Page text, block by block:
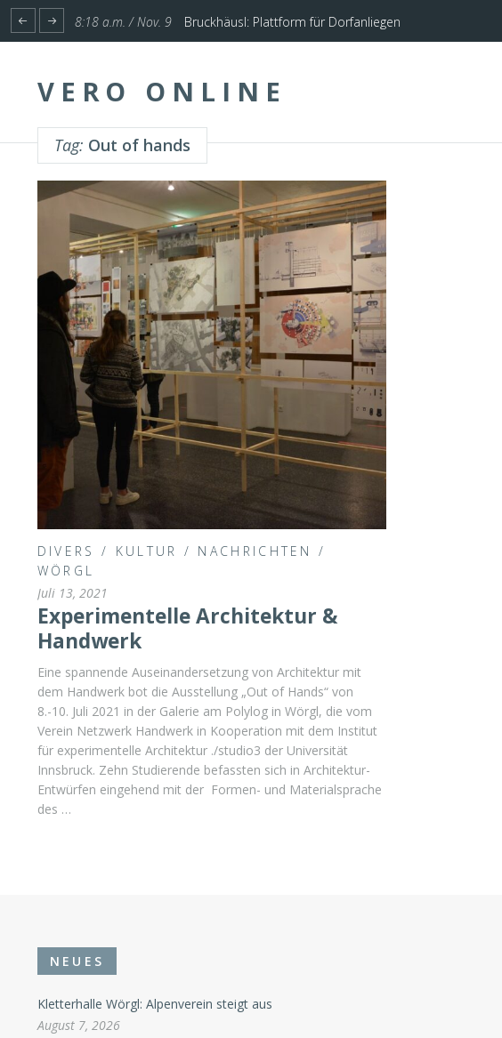
8:18 a.m. / Nov. 9 Bruckhäusl: Plattform für Dorfanliegen
1:17 p.m. / Nov. 4 Start für Planung Hochwasserschutz Unterinntal
VERO ONLINE
Tag: Out of hands
DIVERS / KULTUR / NACHRICHTEN
/
WÖRGL
Juli 13, 2021
Experimentelle Architektur &
Handwerk
Eine spannende Auseinandersetzung von Architektur mit
dem Handwerk bot die Ausstellung „Out of Hands“ von
8.-10. Juli 2021 in der Galerie am Polylog in Wörgl, die vom
Verein Netzwerk Handwerk in Kooperation mit dem Institut
für experimentelle Architektur ./studio3 der Universität
Innsbruck. Zehn Studierende befassten sich in Architektur-
Entwürfen eingehend mit der Formen- und Materialsprache
des …
NEUES
Kletterhalle Wörgl: Alpenverein steigt aus
August 7, 2026